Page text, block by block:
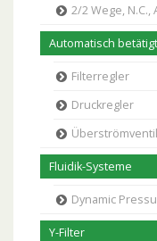
2/2 Wege,
Automatisch
Filterregler
Druckregler
Überströmventil
Fluidik-Systeme
Dynamic
Y-Filter